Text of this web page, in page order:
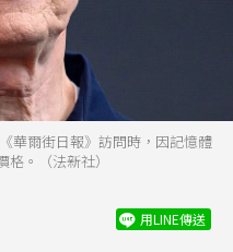
華爾街日報》訪問時，因記憶體
。（法新社）
用LINE傳送